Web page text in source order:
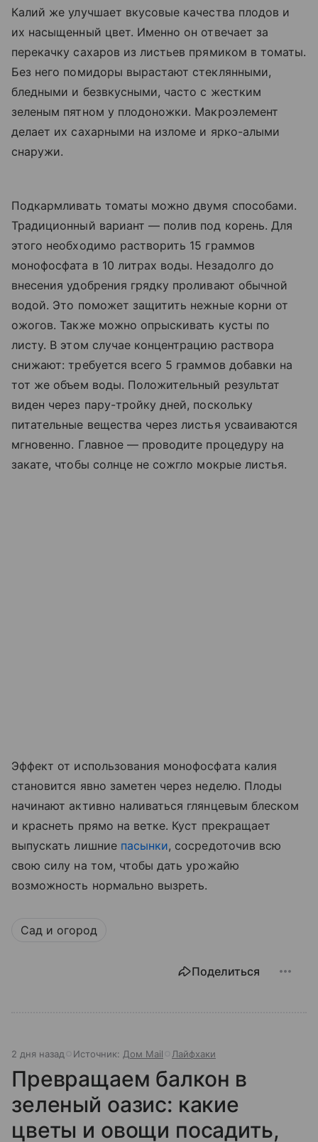
Калий же улучшает вкусовые качества плодов и
их насыщенный цвет. Именно он отвечает за
перекачку сахаров из листьев прямиком в томаты.
Без него помидоры вырастают стеклянными,
бледными и безвкусными, часто с жестким
зеленым пятном у плодоножки. Макроэлемент
делает их сахарными на изломе и ярко-алыми
снаружи.
Подкармливать томаты можно двумя способами.
Традиционный вариант — полив под корень. Для
этого необходимо растворить 15 граммов
монофосфата в 10 литрах воды. Незадолго до
внесения удобрения грядку проливают обычной
водой. Это поможет защитить нежные корни от
ожогов. Также можно опрыскивать кусты по
листу. В этом случае концентрацию раствора
снижают: требуется всего 5 граммов добавки на
тот же объем воды. Положительный результат
виден через пару-тройку дней, поскольку
питательные вещества через листья усваиваются
мгновенно. Главное — проводите процедуру на
закате, чтобы солнце не сожгло мокрые листья.
Эффект от использования монофосфата калия
становится явно заметен через неделю. Плоды
начинают активно наливаться глянцевым блеском
и краснеть прямо на ветке. Куст прекращает
выпускать лишние пасынки, сосредоточив всю
свою силу на том, чтобы дать урожайю
возможность нормально вызреть.
Сад и огород
Поделиться
2 дня назад Источник: Дом Mail Лайфхаки
Превращаем балкон в
зеленый оазис: какие
цветы и овощи посадить,